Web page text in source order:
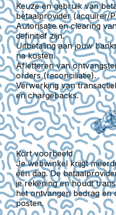
Keuze en gebruik van
betaalprovider (acquirer/
Autorisatie en clearing
definitief zijn.
Uitbetaling aan jouw
na kosten.
Afletteren van
orders (reconciliatie).
Verwerking van
en chargebacks.
Kort voorbeeld
Je webwinkel krijgt
één dag. De
je rekening en houdt
het ontvangen bedrag en
posten.